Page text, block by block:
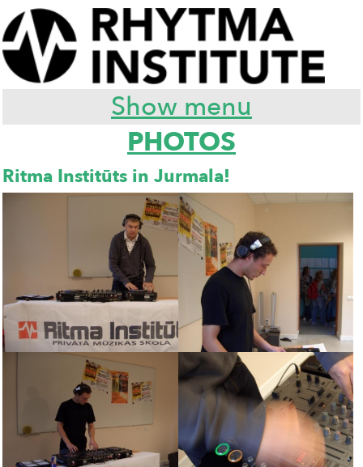
Show menu
PHOTOS
Ritma Institūts in Jurmala!